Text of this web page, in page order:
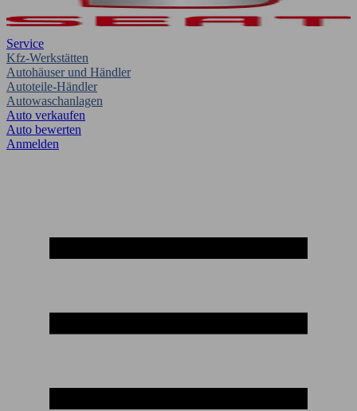
Service
Kfz-Werkstätten
Autohäuser und Händler
Autoteile-Händler
Autowaschanlagen
Auto verkaufen
Auto bewerten
Anmelden